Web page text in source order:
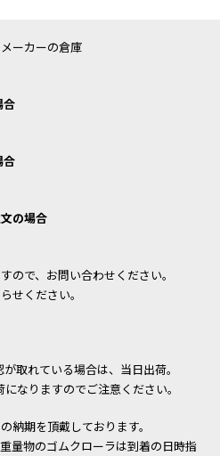
ーカーの倉庫
合
合
の場合
ので、お問い合わせください。
せください。
取れている場合は、当日出荷。
なりますのでご注意ください。
納期を頂戴しております。
量物のゴムクローラは到着の日時指